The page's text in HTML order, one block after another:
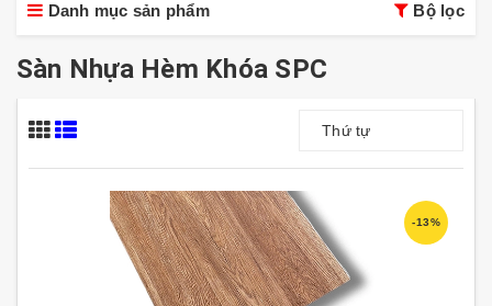
Danh mục sản phẩm Bộ lọc
Sàn Nhựa Hèm Khóa SPC
Thứ tự
-13%